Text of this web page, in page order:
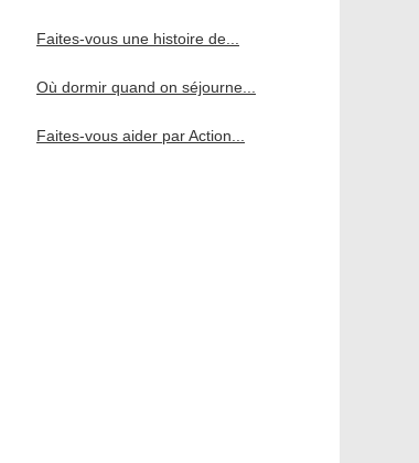
Faites-vous une histoire de...
Où dormir quand on séjourne...
Faites-vous aider par Action...